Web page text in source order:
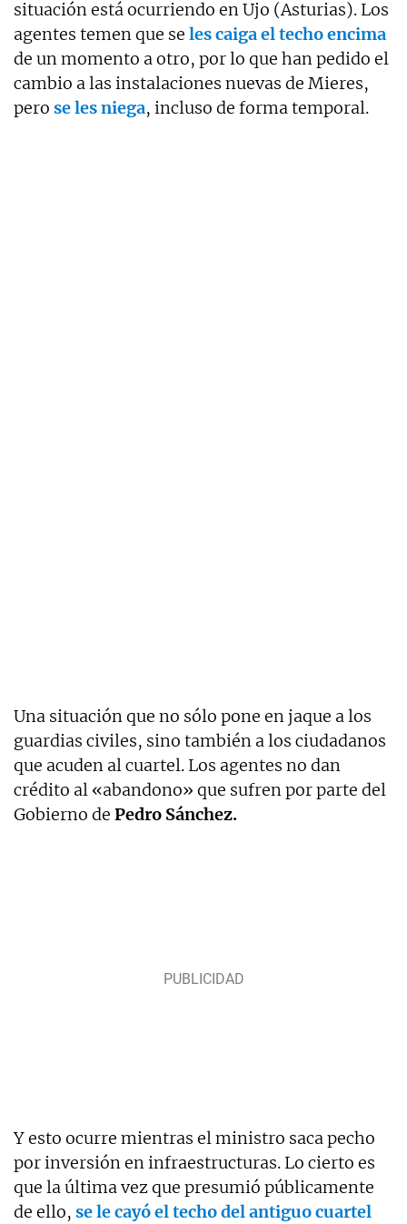
situación está ocurriendo en Ujo (Asturias). Los
agentes temen que se les caiga el techo encima
de un momento a otro, por lo que han pedido el
cambio a las instalaciones nuevas de Mieres,
pero se les niega, incluso de forma temporal.
Una situación que no sólo pone en jaque a los
guardias civiles, sino también a los ciudadanos
que acuden al cuartel. Los agentes no dan
crédito al «abandono» que sufren por parte del
Gobierno de Pedro Sánchez.
Y esto ocurre mientras el ministro saca pecho
por inversión en infraestructuras. Lo cierto es
que la última vez que presumió públicamente
de ello, se le cayó el techo del antiguo cuartel